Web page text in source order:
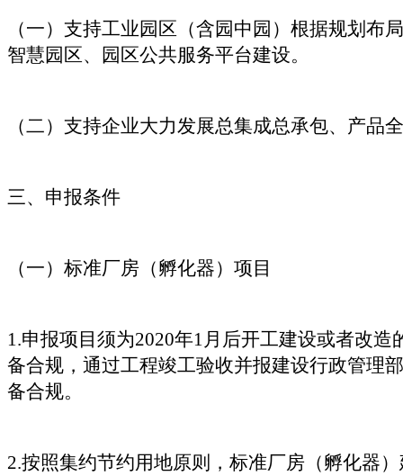
（一）支持工业园区（含园中园）根据规划
智慧园区、园区公共服务平台建设。
（二）支持企业大力发展总集成总承包、产
三、申报条件
（一）标准厂房（孵化器）项目
1.申报项目须为2020年1月后开工建设或者改
备合规，通过工程竣工验收并报建设行政管理
备合规。
2.按照集约节约用地原则，标准厂房（孵化器